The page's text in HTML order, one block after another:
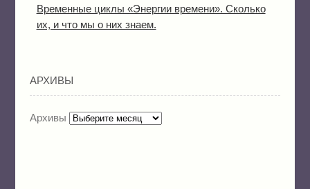
Временные циклы «Энергии времени». Сколько
их, и что мы о них знаем.
АРХИВЫ
Архивы